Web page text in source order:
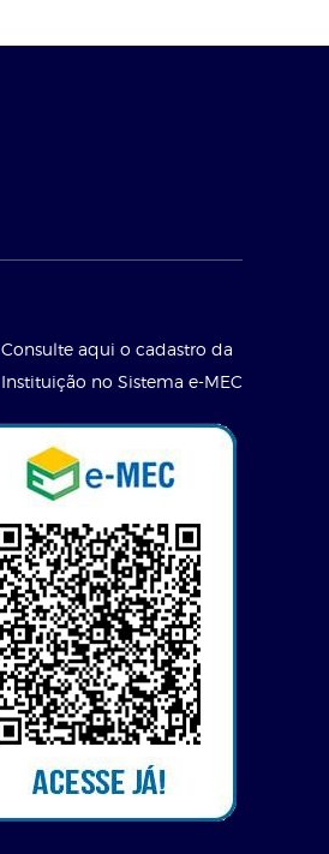
Consulte aqui o cadastro da
Instituição no Sistema e-MEC